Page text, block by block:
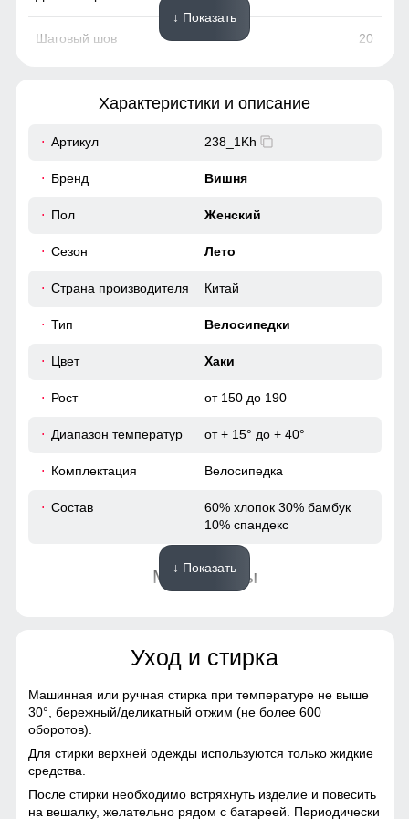
20
Для выбора идеального размера одежды,
параметры при помощи сантиметровой ленты.
A
Длина брюк
Измеряется от талии до нижнего края
B
Шаговый шов
От верхней внутренней части бедра
↓ Показать
Характеристики и описание
Артикул 238_1Kh
Бренд Вишня
Пол Женский
Сезон Лето
Страна производителя Китай
Тип Велосипедки
Цвет Хаки
Рост от 150 до 190
Диапазон температур от + 15° до + 40°
Комплектация Велосипедка
Состав
60% хлопок 30% бамбук
10% спандекс
Материалы
Фактура материала Гладкая
Конструктивные особенности
Покрой Облегающий
Длина одежды короткая
↓ Показать
Уход и стирка
Машинная или ручная стирка при температуре не выше
30°, бережный/деликатный отжим (не более 600
оборотов).
Для стирки верхней одежды используются только жидкие
средства.
После стирки необходимо встряхнуть изделие и повесить
на вешалку, желательно рядом с батареей. Периодически